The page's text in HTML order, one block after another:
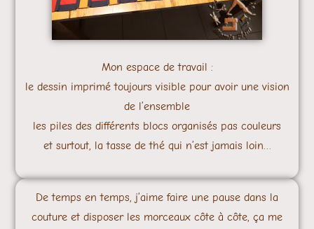
Mon espace de travail :
le dessin imprimé toujours visible pour avoir une vision
de l’ensemble
les piles des différents blocs organisés pas couleurs
et surtout, la tasse de thé qui n’est jamais loin…
De temps en temps, j’aime faire une pause dans la
couture et disposer les morceaux côte à côte, ça me